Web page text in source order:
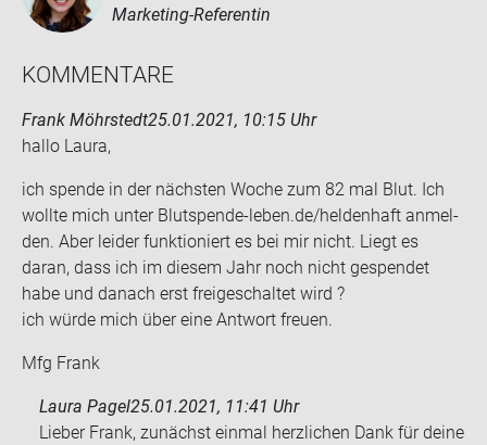
Marketing-Referentin
KOM­MEN­TA­RE
Frank Möhrstedt25.01.2021, 10:15 Uhr
hallo Laura,
ich spen­de in der nächs­ten Woche zum 82 mal Blut. Ich
woll­te mich unter Blutspende-​leben.de/hel­den­haft an­mel­
den. Aber lei­der funk­tio­niert es bei mir nicht. Liegt es
daran, dass ich im die­sem Jahr noch nicht ge­spen­det
habe und da­nach erst frei­ge­schal­tet wird ?
ich würde mich über eine Ant­wort freu­en.
Mfg Frank
Laura Pagel25.01.2021, 11:41 Uhr
Lieber Frank, zunächst einmal herzlichen Dank für deine